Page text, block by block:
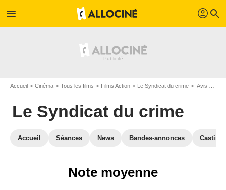
menu profil search
Accueil Cinéma Tous les films Films Action Le Syndicat du crime Avis sur Le Syndicat du crime
Le Syndicat du crime
Accueil Séances News Bandes-annonces Casting
Note moyenne